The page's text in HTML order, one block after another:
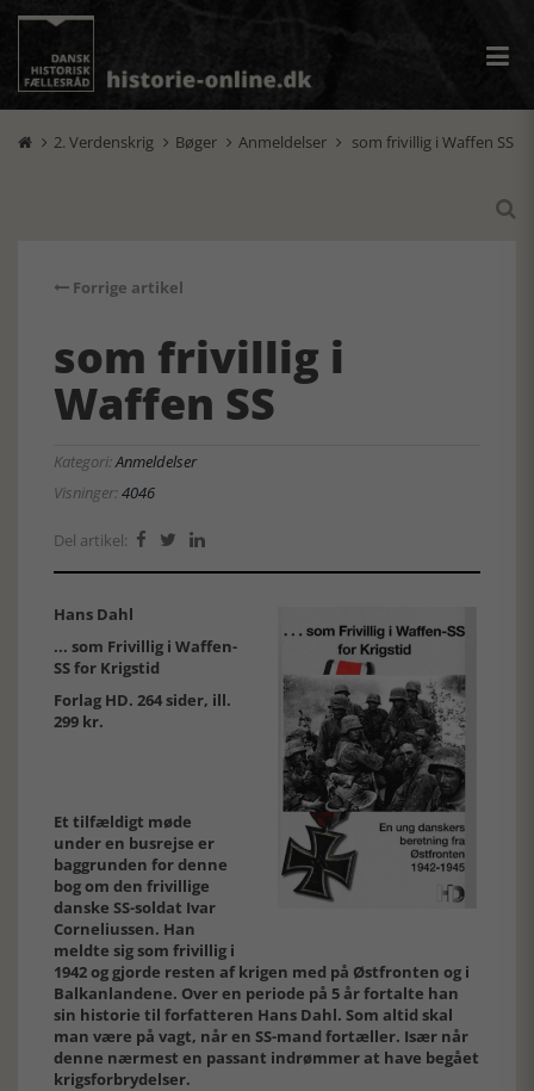
 2. Verdenskrig  Bøger  Anmeldelser  som frivillig i Waffen SS

Forrige artikel
som frivillig i
Waffen SS
Kategori:Anmeldelser
Visninger:4046
Del artikel:   
Hans Dahl
... som Frivillig i Waffen-
SS for Krigstid
Forlag HD. 264 sider, ill.
299 kr.
Et tilfældigt møde
under en busrejse er
baggrunden for denne
bog om den frivillige
danske SS-soldat Ivar
Corneliussen. Han
meldte sig som frivillig i
1942 og gjorde resten af krigen med på Østfronten og i
Balkanlandene. Over en periode på 5 år fortalte han
sin historie til forfatteren Hans Dahl. Som altid skal
man være på vagt, når en SS-mand fortæller. Især når
denne nærmest en passant indrømmer at have begået
krigsforbrydelser.